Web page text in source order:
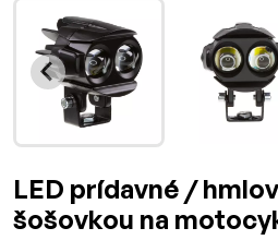
LED prídavné /
šošovkou na